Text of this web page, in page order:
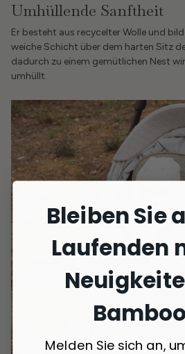
Umhüllende Sanftheit
Er besteht aus recycelter Wolle und
weiche Schicht über dem harten Sitz
dadurch zu einem gemütlichen Nest
umhüllt.
Bleiben Sie
Laufenden
Melden Sie sich an,